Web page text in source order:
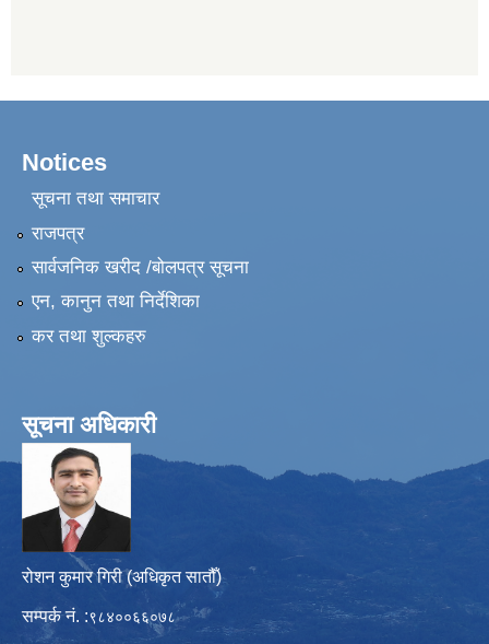
Notices
सूचना तथा समाचार
राजपत्र
सार्वजनिक खरीद /बोलपत्र सूचना
एन, कानुन तथा निर्देशिका
कर तथा शुल्कहरु
सूचना अधिकारी
रोशन कुमार गिरी (अधिकृत सातौँ)
सम्पर्क नं. :९८४००६६०७८